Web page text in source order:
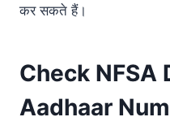
कर सकते हैं।
Check NFSA
Aadhaar